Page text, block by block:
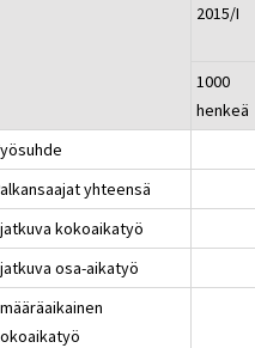
2015/I
1000
henkeä
yhteensä
kokoaikatyö
osa-aikatyö